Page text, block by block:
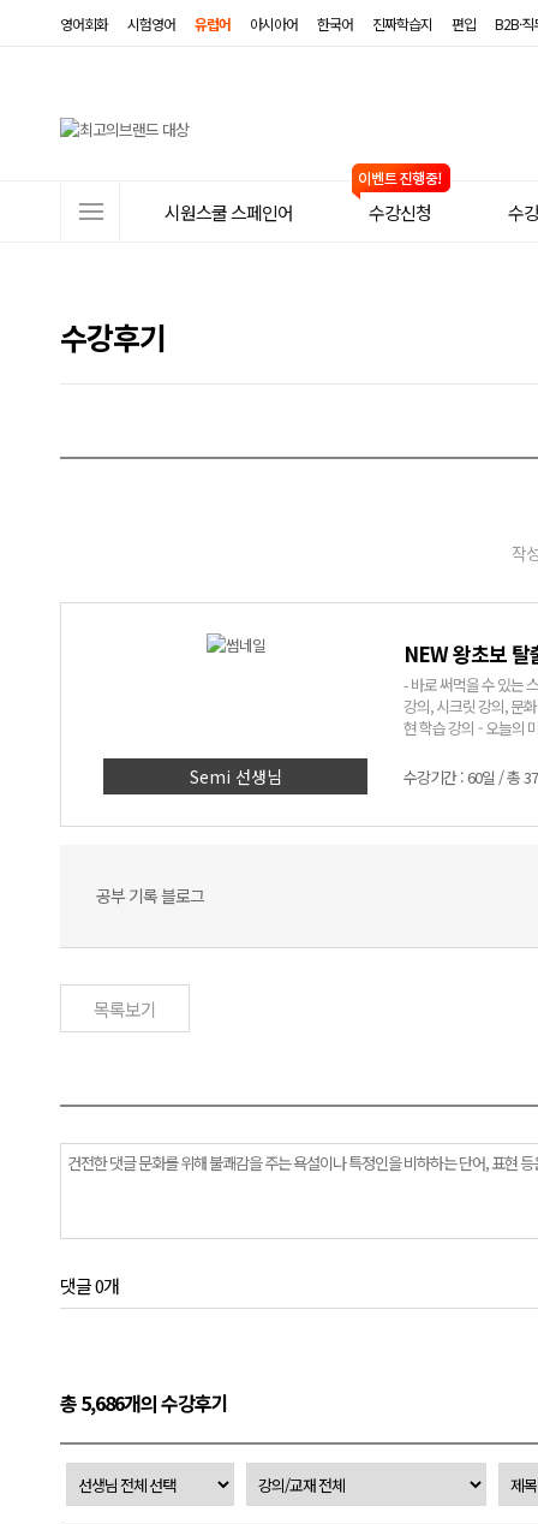
영어회화 시험영어 유럽어 아시아어 한국어 진짜학습지 편입 B2B·
뉴
시원스쿨 스페인어 수강신청 수
수강후기
작
Semi 선생님
NEW 왕초보 탈
- 바로 써먹을 수 있는 스페인어! - 어려운 문법은 NO! 쉽고 재미있는 표
강의, 시크릿 강의, 문화 알기 코너까지! - Semi쌤만 믿고
현 학습 강의 - 오늘의 미
에 입력된 실생활 회화
인어에 대한 자신감
수강기간 : 60일 / 총
공부 기록 블로그
목록보기
댓글 0개
총 5,686개의 수강후기